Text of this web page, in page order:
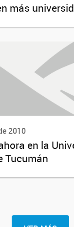
más
2010
en la
Tucumán